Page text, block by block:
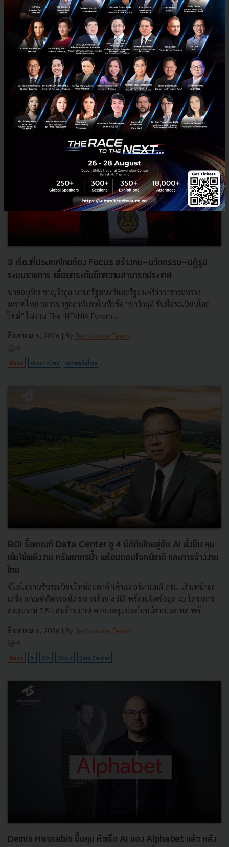
RELATED ARTICLE
3 เรื่องที่ประเทศไทยต้อง Focus สร้างคน–นวัตกรรม–ปฏิรูป
ระบบราชการ เพื่อยกระดับขีดความสามารถประเทศ
นายอนุทิน ชาญวีรกูล นายกรัฐมนตรีและรัฐมนตรีว่าการกระทรวง
มหาดไทย กล่าวปาฐกถาพิเศษในหัวข้อ “ฝ่าวิกฤติ รับมือระเบียบโลก
ใหม่” ในงาน The INTANIA Forum...
สิงหาคม 6, 2026 | By Techsauce Team
0
News ประเทศไทย เศรษฐกิจไทย
BOI รื้อเกณฑ์ Data Center ชู 4 มิติดันไทยสู่ฮับ AI ยั่งยืน คุม
เข้มใช้พลังงาน ทรัพยากรน้ำ พร้อมตอบโจทย์ชาติ และการจ้างงาน
ไทย
บีโอไอขานรับระเบียบใหม่คุมดาต้าเซ็นเตอร์ตามมติ ครม. เดินหน้ายก
เครื่องเกณฑ์คัดกรองโครงการด้วย 4 มิติ พร้อมเปิดข้อมูล 42 โครงการ
ลงทุนรวม 7.5 แสนล้านบาท ครอบคลุมประโยชน์ต่อประเทศ พลั...
สิงหาคม 6, 2026 | By Techsauce Team
0
News AI BOI Cloud Data Center
Demis Hassabis ขึ้นคุม หัวเรือ AI ของ Alphabet แล้ว หลัง